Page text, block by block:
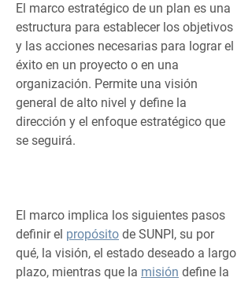
El marco estratégico de un plan es una
estructura para establecer los objetivos
y las acciones necesarias para lograr el
éxito en un proyecto o en una
organización. Permite una visión
general de alto nivel y define la
dirección y el enfoque estratégico que
se seguirá.
El marco implica los siguientes pasos
definir el propósito de SUNPI, su por
qué, la visión, el estado deseado a largo
plazo, mientras que la misión define la